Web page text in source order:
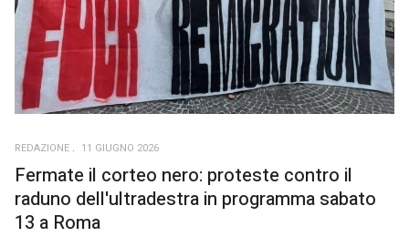
REDAZIONE 11 GIUGNO 2026
Fermate il corteo nero: proteste contro il
raduno dell'ultradestra in programma sabato
13 a Roma